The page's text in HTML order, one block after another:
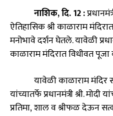
नाशिक,दि.12:
ऐतिहासिक श्री काळाराम
मनोभावे दर्शन घेतले. यावेळी
काळाराम मंदिरात विधीवत
यावेळी काळाराम
यांच्यातर्फे प्रधानमंत्री श्री. मोदी
प्रतिमा,शाल व श्रीफळ देऊन